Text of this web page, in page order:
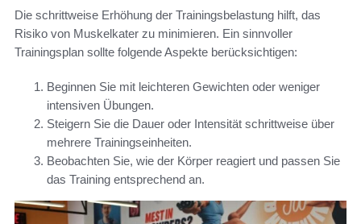
Die schrittweise Erhöhung der Trainingsbelastung hilft, das
Risiko von Muskelkater zu minimieren. Ein sinnvoller
Trainingsplan sollte folgende Aspekte berücksichtigen:
Beginnen Sie mit leichteren Gewichten oder weniger
intensiven Übungen.
Steigern Sie die Dauer oder Intensität schrittweise über
mehrere Trainingseinheiten.
Beobachten Sie, wie der Körper reagiert und passen Sie
das Training entsprechend an.